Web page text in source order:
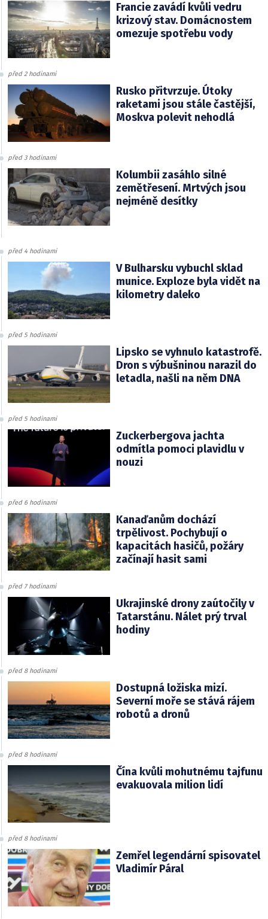
Francie zavádí kvůli vedru
krizový stav. Domácnostem
omezuje spotřebu vody
před 2 hodinami
Rusko přitvrzuje. Útoky
raketami jsou stále častější,
Moskva polevit nehodlá
před 3 hodinami
Kolumbii zasáhlo silné
zemětřesení. Mrtvých jsou
nejméně desítky
před 4 hodinami
V Bulharsku vybuchl sklad
munice. Exploze byla vidět na
kilometry daleko
před 5 hodinami
Lipsko se vyhnulo katastrofě.
Dron s výbušninou narazil do
letadla, našli na něm DNA
před 5 hodinami
Zuckerbergova jachta
odmítla pomoci plavidlu v
nouzi
před 6 hodinami
Kanaďanům dochází
trpělivost. Pochybují o
kapacitách hasičů, požáry
začínají hasit sami
před 7 hodinami
Ukrajinské drony zaútočily v
Tatarstánu. Nálet prý trval
hodiny
před 8 hodinami
Dostupná ložiska mizí.
Severní moře se stává rájem
robotů a dronů
před 8 hodinami
Čína kvůli mohutnému tajfunu
evakuovala milion lidí
před 8 hodinami
Zemřel legendární spisovatel
Vladimír Páral